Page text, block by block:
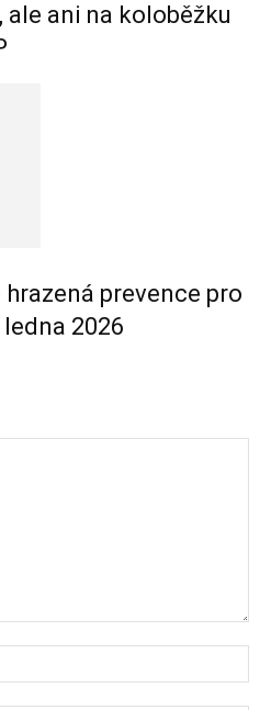
ale ani na koloběžku
prevence pro
2026